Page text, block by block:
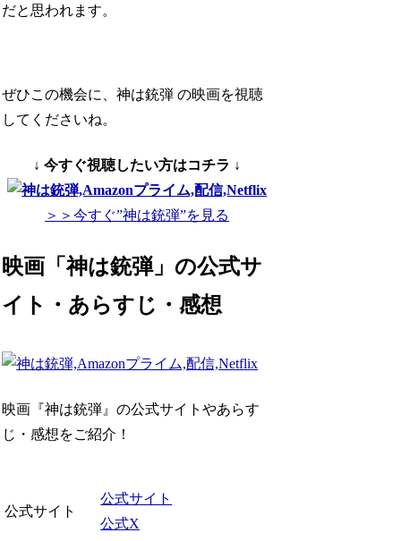
だと思われます。
ぜひこの機会に、神は銃弾 の映画を視聴
してくださいね。
↓ 今すぐ視聴したい方はコチラ ↓
＞＞今すぐ”神は銃弾”を見る
映画「神は銃弾」の公式サ
イト・あらすじ・感想
映画『神は銃弾』の公式サイトやあらす
じ・感想をご紹介！
公式サイト
公式サイト
公式X